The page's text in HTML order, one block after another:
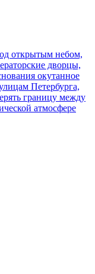
открытым небом,
дворцы,
окутанное
Петербурга,
границу между
атмосфере